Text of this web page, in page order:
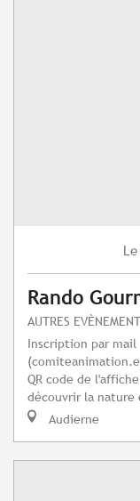
Le
Rando
AUTRES
Inscription par mail
(
QR code de
découvrir la
Audierne